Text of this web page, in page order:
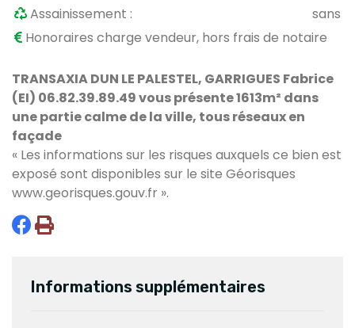
Assainissement :
sans
Honoraires charge vendeur, hors frais de notaire
TRANSAXIA DUN LE PALESTEL, GARRIGUES Fabrice
(EI) 06.82.39.89.49 vous présente 1613m² dans
une partie calme de la ville, tous réseaux en
façade
« Les informations sur les risques auxquels ce bien est
exposé sont disponibles sur le site Géorisques
www.georisques.gouv.fr ».
Informations supplémentaires